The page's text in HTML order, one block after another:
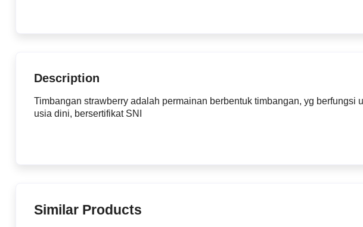
Description
Timbangan strawberry adalah permainan berbentuk timbangan, yg
usia dini, bersertifikat SNI
Similar Products